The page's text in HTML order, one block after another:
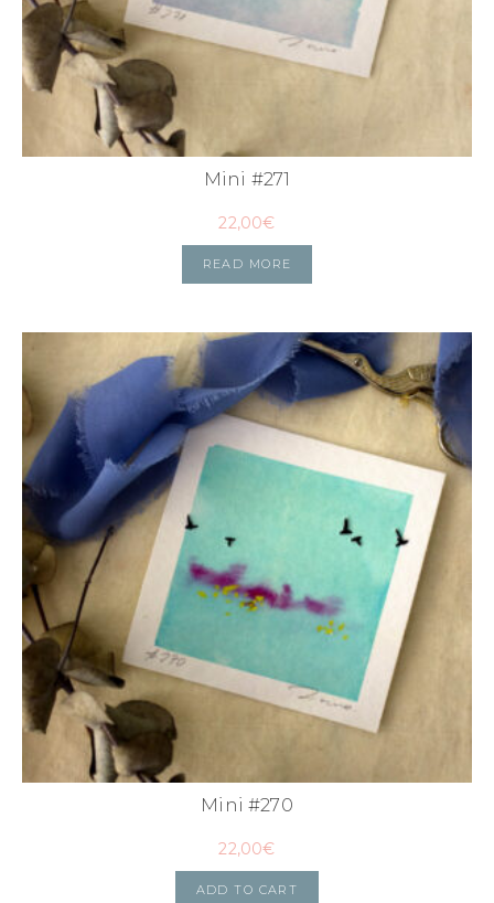
Mini #271
22,00€
READ MORE
Mini #270
22,00€
ADD TO CART